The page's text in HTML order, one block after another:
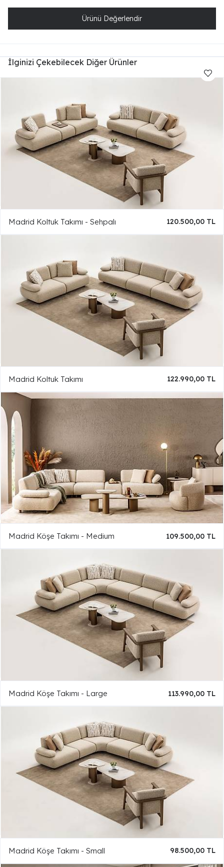
Ürünü Değerlendir
İlginizi Çekebilecek Diğer Ürünler
Madrid Koltuk Takımı - Sehpalı 120.500,00 TL
Madrid Koltuk Takımı 122.990,00 TL
Madrid Köşe Takımı - Medium 109.500,00 TL
Madrid Köşe Takımı - Large 113.990,00 TL
Madrid Köşe Takımı - Small 98.500,00 TL